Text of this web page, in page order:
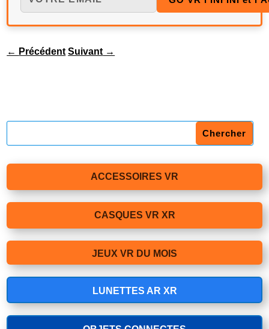
← Précédent Suivant →
ACCESSOIRES VR
CASQUES VR XR
JEUX VR DU MOIS
LUNETTES AR XR